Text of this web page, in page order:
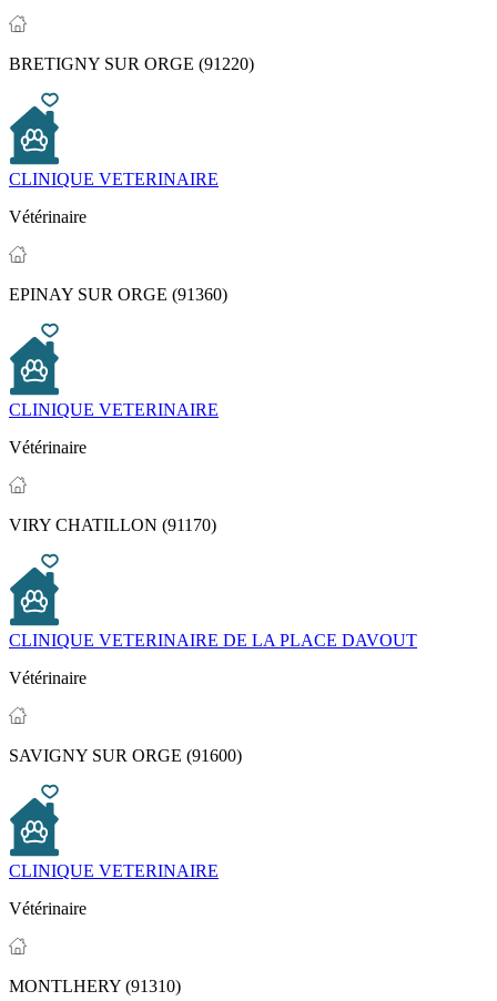
BRETIGNY SUR ORGE (91220)
CLINIQUE VETERINAIRE
Vétérinaire
EPINAY SUR ORGE (91360)
CLINIQUE VETERINAIRE
Vétérinaire
VIRY CHATILLON (91170)
CLINIQUE VETERINAIRE DE LA PLACE DAVOUT
Vétérinaire
SAVIGNY SUR ORGE (91600)
CLINIQUE VETERINAIRE
Vétérinaire
MONTLHERY (91310)